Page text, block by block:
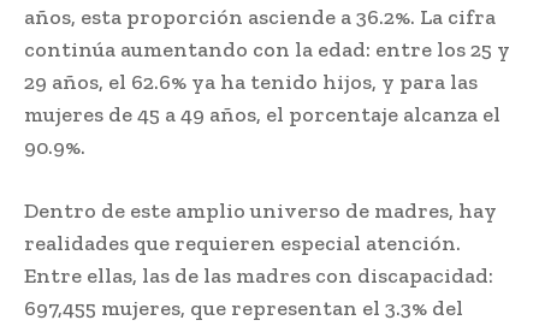
años, esta proporción asciende a 36.2%. La cifra
continúa aumentando con la edad: entre los 25 y
29 años, el 62.6% ya ha tenido hijos, y para las
mujeres de 45 a 49 años, el porcentaje alcanza el
90.9%.
Dentro de este amplio universo de madres, hay
realidades que requieren especial atención.
Entre ellas, las de las madres con discapacidad:
697,455 mujeres, que representan el 3.3% del